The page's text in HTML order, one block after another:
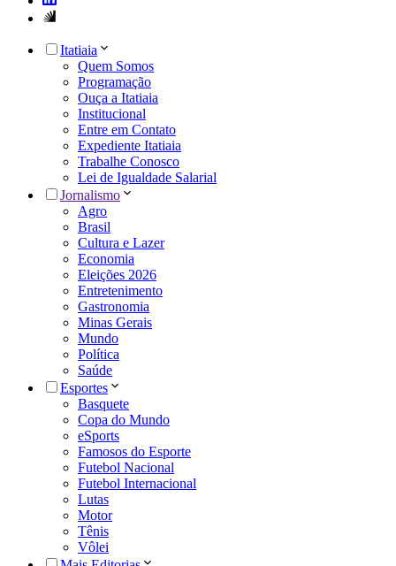
Itatiaia
Quem Somos
Programação
Ouça a Itatiaia
Institucional
Entre em Contato
Expediente Itatiaia
Trabalhe Conosco
Lei de Igualdade Salarial
Jornalismo
Agro
Brasil
Cultura e Lazer
Economia
Eleições 2026
Entretenimento
Gastronomia
Minas Gerais
Mundo
Política
Saúde
Esportes
Basquete
Copa do Mundo
eSports
Famosos do Esporte
Futebol Nacional
Futebol Internacional
Lutas
Motor
Tênis
Vôlei